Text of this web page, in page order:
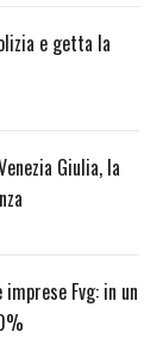
e getta la
Giulia, la
Fvg: in un